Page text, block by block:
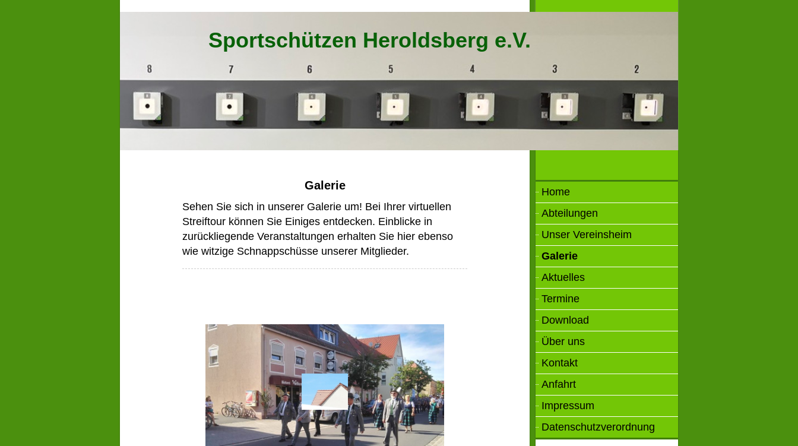
Sportschützen Heroldsberg e.V.
Galerie
Sehen Sie sich in unserer Galerie um! Bei Ihrer virtuellen
Streiftour können Sie Einiges entdecken. Einblicke in
zurückliegende Veranstaltungen erhalten Sie hier ebenso
wie witzige Schnappschüsse unserer Mitglieder.
Home
Abteilungen
Unser Vereinsheim
Galerie
Aktuelles
Termine
Download
Über uns
Kontakt
Anfahrt
Impressum
Datenschutzverordnung